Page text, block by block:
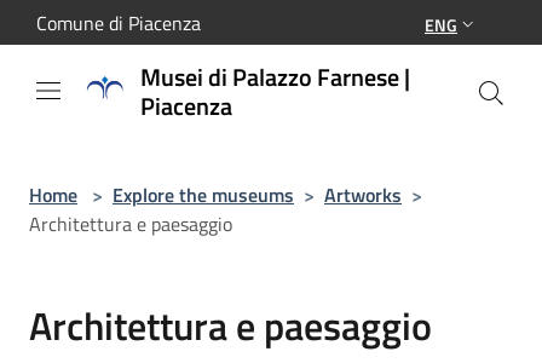
Salta al contenuto principale
Comune di Piacenza ENG
Musei di Palazzo Farnese |
Piacenza
Home > Explore the museums > Artworks >
Architettura e paesaggio
Architettura e paesaggio